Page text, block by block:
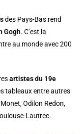
des Pays-Bas rend
Gogh. C’est la
au monde avec 200
artistes du 19e
tableaux entre autres
Odilon Redon,
Lautrec.